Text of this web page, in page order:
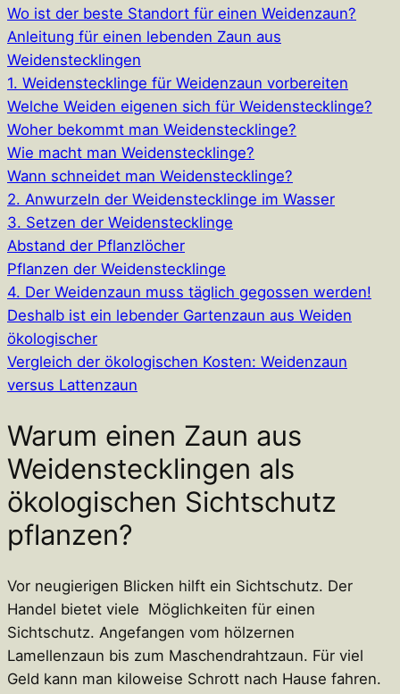
Wo ist der beste Standort für einen Weidenzaun?
Anleitung für einen lebenden Zaun aus
Weidenstecklingen
1. Weidenstecklinge für Weidenzaun vorbereiten
Welche Weiden eigenen sich für Weidenstecklinge?
Woher bekommt man Weidenstecklinge?
Wie macht man Weidenstecklinge?
Wann schneidet man Weidenstecklinge?
2. Anwurzeln der Weidenstecklinge im Wasser
3. Setzen der Weidenstecklinge
Abstand der Pflanzlöcher
Pflanzen der Weidenstecklinge
4. Der Weidenzaun muss täglich gegossen werden!
Deshalb ist ein lebender Gartenzaun aus Weiden
ökologischer
Vergleich der ökologischen Kosten: Weidenzaun
versus Lattenzaun
Warum einen Zaun aus
Weidenstecklingen als
ökologischen Sichtschutz
pflanzen?
Vor neugierigen Blicken hilft ein Sichtschutz. Der
Handel bietet viele Möglichkeiten für einen
Sichtschutz. Angefangen vom hölzernen
Lamellenzaun bis zum Maschendrahtzaun. Für viel
Geld kann man kiloweise Schrott nach Hause fahren.